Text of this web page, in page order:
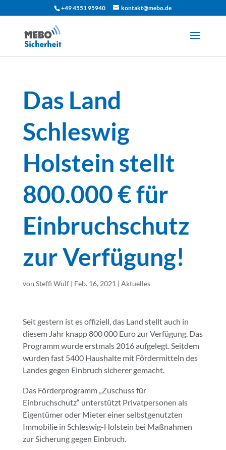
+49 4551 95940 kontakt@mebo.de
Das Land
Schleswig
Holstein stellt
800.000 € für
Einbruchschutz
zur Verfügung!
von Steffi Wulf| Feb. 16, 2021 | Aktuelles
Seit gestern ist es offiziell, das Land stellt auch in
diesem Jahr knapp 800 000 Euro zur Verfügung. Das
Programm wurde erstmals 2016 aufgelegt.Seitdem
wurden fast 5400 Haushalte mit Fördermitteln des
Landes gegen Einbruch sicherer gemacht.
Das Förderprogramm „Zuschuss für
Einbruchschutz“ unterstützt Privatpersonen als
Eigentümer oder Mieter einer selbstgenutzten
Immobilie in Schleswig-Holstein bei Maßnahmen
zur Sicherung gegen Einbruch.